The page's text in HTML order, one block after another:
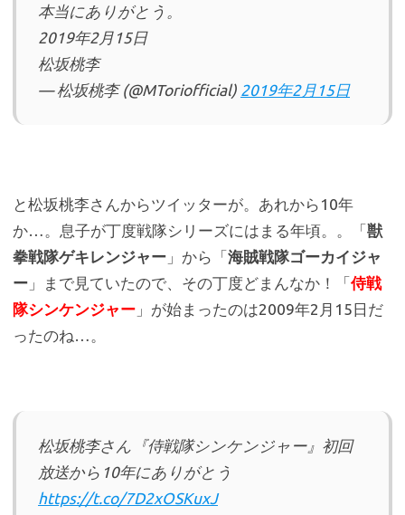
本当にありがとう。
2019年2月15日
松坂桃李
— 松坂桃李 (@MToriofficial) 2019年2月15日
と松坂桃李さんからツイッターが。あれから10年
か…。息子が丁度戦隊シリーズにはまる年頃。。「獣
拳戦隊ゲキレンジャー 」から「海賊戦隊ゴーカイジャ
ー 」まで見ていたので、その丁度どまんなか！「侍戦
隊シンケンジャー 」が始まったのは2009年2月15日だ
ったのね…。
松坂桃李さん『侍戦隊シンケンジャー』初回
放送から10年にありがとう
https://t.co/7D2xOSKuxJ